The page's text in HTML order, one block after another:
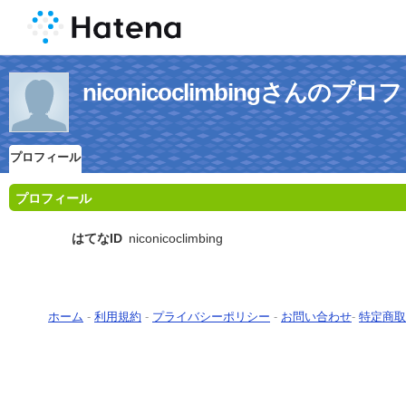
niconicoclimbingさんのプロフ
プロフィール
プロフィール
はてなID niconicoclimbing
ホーム - 利用規約 - プライバシーポリシー - お問い合わせ- 特定商